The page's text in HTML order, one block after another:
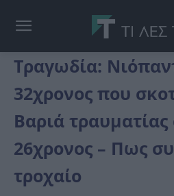
Τραγωδία:
32χρονος που
Βαριά
26χρονος – Πως
τροχαίο